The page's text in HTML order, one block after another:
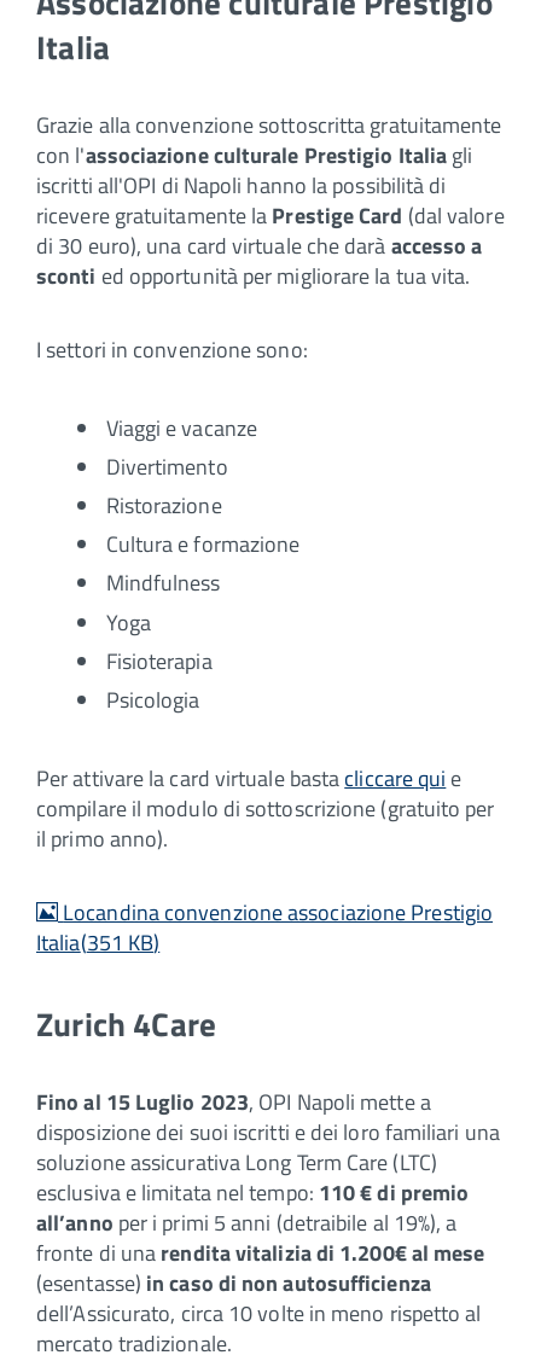
Italia
Grazie alla convenzione sottoscritta gratuitamente
con l'associazione culturale Prestigio Italiagli
iscritti all'OPI di Napoli hanno la possibilità di
ricevere gratuitamente laPrestige Card (dal valore
di 30 euro), una card virtuale che daràaccesso a
sconti ed opportunità per migliorare la tua vita.
I settori in convenzione sono:
Viaggi e vacanze
Divertimento
Ristorazione
Cultura e formazione
Mindfulness
Yoga
Fisioterapia
Psicologia
Per attivare la card virtuale bastacliccare qui e
compilare il modulo di sottoscrizione (gratuito per
il primo anno).
image
Locandina convenzione associazione Prestigio
Italia(351 KB)
Zurich 4Care
Fino al 15 Luglio 2023, OPI Napoli mette a
disposizione dei suoi iscritti e dei loro familiari una
soluzione assicurativa Long Term Care (LTC)
esclusiva e limitata nel tempo: 110 € di premio
all’anno per i primi 5 anni (detraibile al 19%), a
fronte di unarendita vitalizia di 1.200€ al mese
(esentasse) in caso di non autosufficienza
dell’Assicurato, circa 10 volte in meno rispetto al
mercato tradizionale.